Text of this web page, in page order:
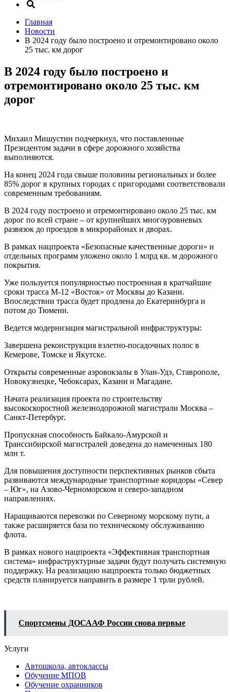
Главная
Новости
В 2024 году было построено и отремонтировано около
25 тыс. км дорог
В 2024 году было построено и
отремонтировано около 25 тыс. км
дорог
Михаил Мишустин подчеркнул, что поставленные
Президентом задачи в сфере дорожного хозяйства
выполняются.
На конец 2024 года свыше половины региональных и более
85% дорог в крупных городах с пригородами соответствовали
современным требованиям.
В 2024 году построено и отремонтировано около 25 тыс. км
дорог по всей стране – от крупнейших многоуровневых
развязок до проездов в микрорайонах и дворах.
В рамках нацпроекта «Безопасные качественные дороги» и
отдельных программ уложено около 1 млрд кв. м дорожного
покрытия.
Уже пользуется популярностью построенная в кратчайшие
сроки трасса М-12 «Восток» от Москвы до Казани.
Впоследствии трасса будет продлена до Екатеринбурга и
потом до Тюмени.
Ведется модернизация магистральной инфраструктуры:
Завершена реконструкция взлетно-посадочных полос в
Кемерове, Томске и Якутске.
Открыты современные аэровокзалы в Улан-Удэ, Ставрополе,
Новокузнецке, Чебоксарах, Казани и Магадане.
Начата реализация проекта по строительству
высокоскоростной железнодорожной магистрали Москва –
Санкт-Петербург.
Пропускная способность Байкало-Амурской и
Транссибирской магистралей доведена до намеченных 180
млн т.
Для повышения доступности перспективных рынков сбыта
развиваются международные транспортные коридоры «Север
– Юг», на Азово-Черноморском и северо-западном
направлениях.
Наращиваются перевозки по Северному морскому пути, а
также расширяется база по техническому обслуживанию
флота.
В рамках нового нацпроекта «Эффективная транспортная
система» инфраструктурные задачи будут получать системную
поддержку. На реализацию нацпроекта только бюджетных
средств планируется направить в размере 1 трлн рублей.
Спортсмены ДОСААФ России снова первые
Услуги
Автошкола, автоклассы
Обучение МПОВ
Обучение охранников